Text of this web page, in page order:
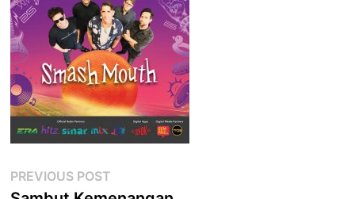
Post
PREVIOUS POST